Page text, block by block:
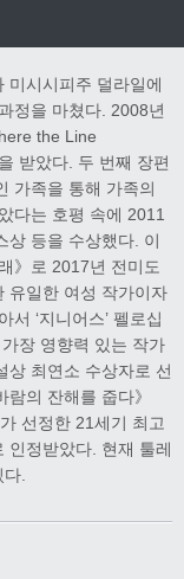
미시시피주 덜라일에
정을 마쳤다. 2008년
the Line
받았다. 두 번째 장편
가족을 통해 가족의
다는 호평 속에 2011
상 등을 수상했다. 이
》로 2017년 전미도
유일한 여성 작가이자
‘지니어스’ 펠로십
장 영향력 있는 작가
상 최연소 수상자로 선
의 잔해를 줍다》
선정한 21세기 최고
인정받았다. 현재 툴레
.